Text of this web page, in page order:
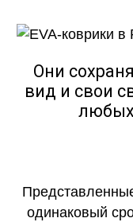
Они
вид и свои
любых
одинаковый